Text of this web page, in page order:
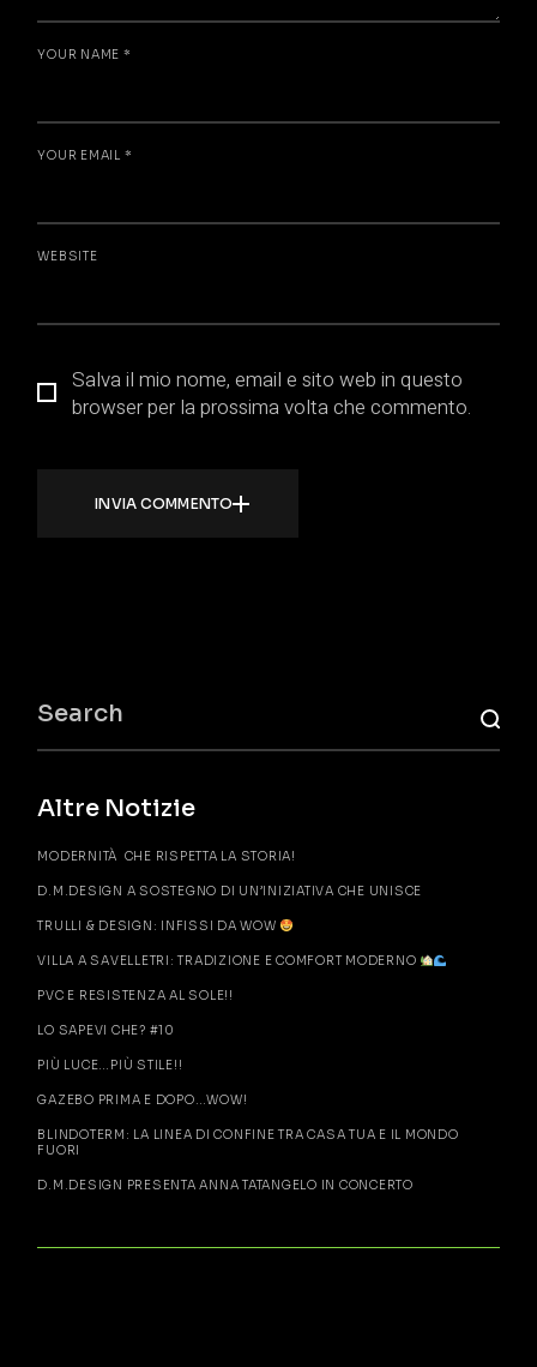
YOUR NAME *
YOUR EMAIL *
WEBSITE
Salva il mio nome, email e sito web in questo
browser per la prossima volta che commento.
INVIA COMMENTO
Altre Notizie
MODERNITÀ CHE RISPETTA LA STORIA!
D.M.DESIGN A SOSTEGNO DI UN’INIZIATIVA CHE UNISCE
TRULLI & DESIGN: INFISSI DA WOW
VILLA A SAVELLETRI: TRADIZIONE E COMFORT MODERNO
PVC E RESISTENZA AL SOLE!!
LO SAPEVI CHE? #10
PIÙ LUCE…PIÙ STILE!!
GAZEBO PRIMA E DOPO…WOW!
BLINDOTERM: LA LINEA DI CONFINE TRA CASA TUA E IL MONDO
FUORI
D.M.DESIGN PRESENTA ANNA TATANGELO IN CONCERTO